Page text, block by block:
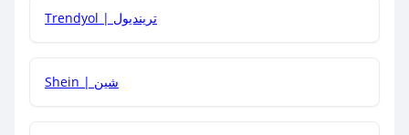
كم مدة صلاحية كود الخصم؟
Trendyol | ترينديول
Shein | شين